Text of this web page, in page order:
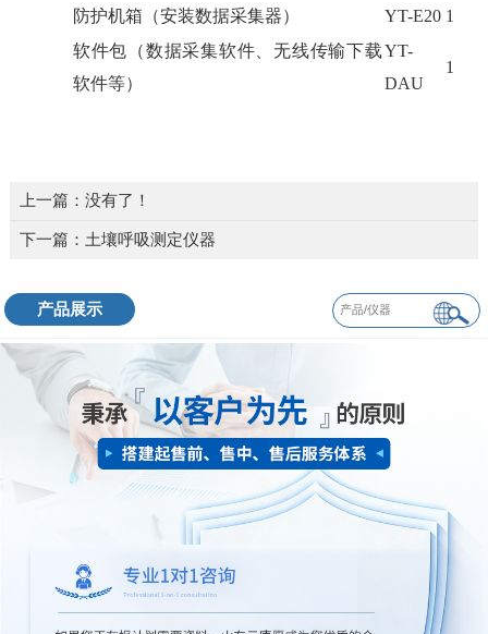
防护机箱（安装数据采集器）
YT-E20 1
软件包（数据采集软件、无线传输下载
软件等）
YT-
DAU
1
上一篇：没有了！
下一篇： 土壤呼吸测定仪器
产品展示